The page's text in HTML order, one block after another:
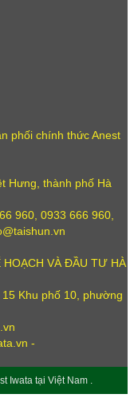
phối chính thức Anest
Hưng, thành phố Hà
960, 0933 666 960,
VÀ ĐẦU TƯ HÀ
Khu phố 10, phường
-
Iwata tại Việt Nam .